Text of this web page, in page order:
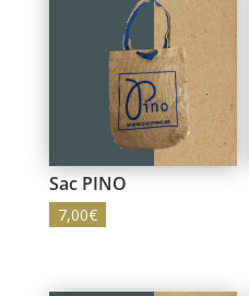
Sac PINO
7,00€